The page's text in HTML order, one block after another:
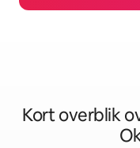
Kort overblik